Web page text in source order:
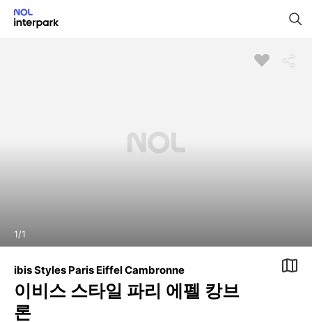
1/1
ibis Styles Paris Eiffel Cambronne
이비스 스타일 파리 에펠 캉브
론